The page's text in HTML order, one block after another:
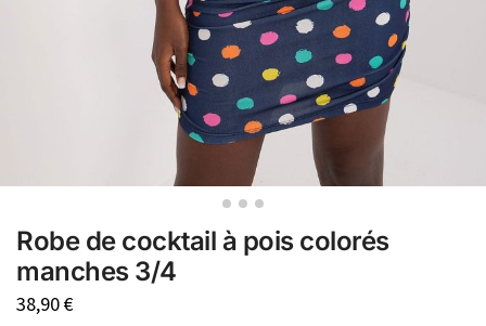
Robe de cocktail à pois colorés
manches 3/4
38,90€